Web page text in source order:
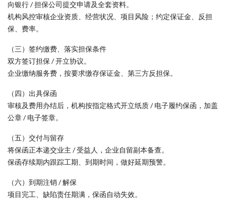
向银行 / 担保公司提交申请及全套资料。
机构风控审核企业资质、经营状况、项目风险；约定保证金、反担
保、费率。
（三）签约缴费、落实担保条件
双方签订担保 / 开立协议。
企业缴纳服务费，按要求缴存保证金、第三方反担保。
（四）出具保函
审核及费用办结后，机构按指定格式开立纸质 / 电子履约保函，加盖
公章 / 电子签章。
（五）交付与留存
将保函正本递交业主 / 受益人，企业自留副本备查。
保函存续期内跟踪工期、到期时间，做好延期预警。
（六）到期注销 / 解保
项目完工、缺陷责任期满，保函自动失效。